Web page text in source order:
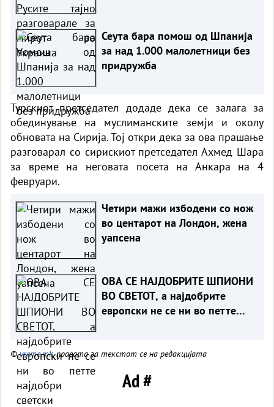
Сеута бара помош од Шпанија
за над 1.000 малолетници без
придружба
Турскиот претседател додаде дека се залага за
обединување на муслиманските земји и околу
обновата на Сирија. Тој откри дека за ова прашање
разговарал со сирискиот претседател Ахмед Шара
за време на неговата посета на Анкара на 4
февруари.
Четири мажи избодени со нож
во центарот на Лондон, жена
уапсена
ОВА СЕ НАЈДОБРИТЕ ШПИОНИ
ВО СВЕТОТ, а најдобрите
европски не се ни во петте
©vreme.mk, правата за текстот се на редакцијата
Ad #